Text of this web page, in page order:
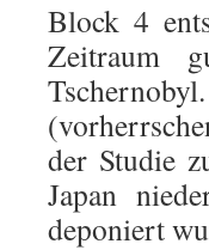
Block 4
Zeitraum
der Studie
Japan
deponiert